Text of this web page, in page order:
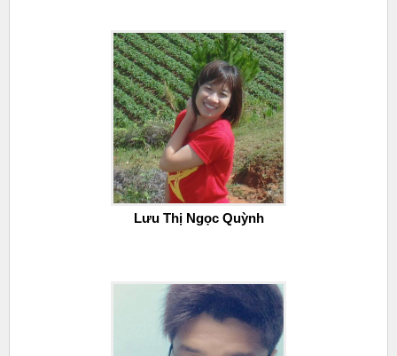
Lưu Thị Ngọc Quỳnh